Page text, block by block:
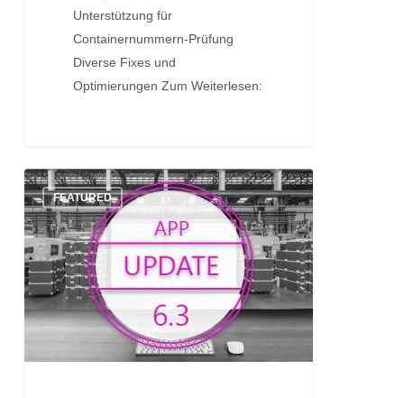
Unterstützung für
Containernummern-Prüfung
Diverse Fixes und
Optimierungen Zum Weiterlesen:
Update:
App
Version
6.3
FEATURED